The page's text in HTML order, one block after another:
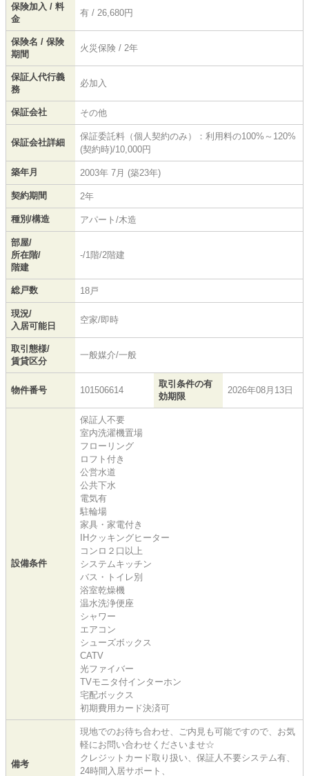
保険加入 / 料
金
有 / 26,680円
保険名 / 保険
期間
火災保険 / 2年
保証人代行義
務
必加入
保証会社 その他
保証会社詳細
保証委託料（個人契約のみ）：利用料の100%～120%
(契約時)/10,000円
築年月 2003年 7月 (築23年)
契約期間 2年
種別/構造 アパート/木造
部屋/
所在階/
階建
-/1階/2階建
総戸数 18戸
現況/
入居可能日
空家/即時
取引態様/
賃貸区分
一般媒介/一般
物件番号 101506614
取引条件の有
効期限
2026年08月13日
設備条件
保証人不要
室内洗濯機置場
フローリング
ロフト付き
公営水道
公共下水
電気有
駐輪場
家具・家電付き
IHクッキングヒーター
コンロ２口以上
システムキッチン
バス・トイレ別
浴室乾燥機
温水洗浄便座
シャワー
エアコン
シューズボックス
CATV
光ファイバー
TVモニタ付インターホン
宅配ボックス
初期費用カード決済可
備考
現地でのお待ち合わせ、ご内見も可能ですので、お気
軽にお問い合わせくださいませ☆
クレジットカード取り扱い、保証人不要システム有、
24時間入居サポート、